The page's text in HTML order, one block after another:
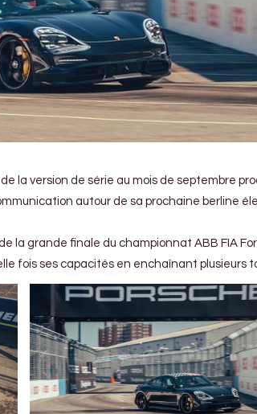
la version de série au mois de septembre
autour de sa prochaine berline
la grande finale du championnat ABB FIA
fois ses capacités en enchaînant plusieurs